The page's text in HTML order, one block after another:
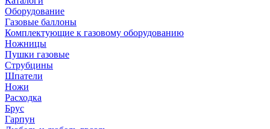
Оборудование
Газовые баллоны
Комплектующие к газовому оборудованию
Ножницы
Пушки газовые
Струбцины
Шпатели
Ножи
Расходка
Брус
Гарпун